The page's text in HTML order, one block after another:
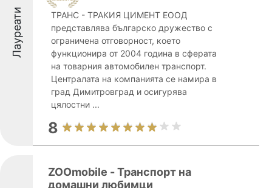
Лауреати
ТРАНС - ТРАКИЯ ЦИМЕНТ ЕООД
представлява българско дружество с
ограничена отговорност, което
функционира от 2004 година в сферата
на товарния автомобилен транспорт.
Централата на компанията се намира в
град Димитровград и осигурява
цялостни ...
8
ZOOmobile - Транспорт на
домашни любимци